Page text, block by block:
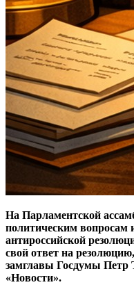
На Парламентской
политическим вопросам
антироссийской
свой ответ на
замглавы Госдумы Петр
«Новости».